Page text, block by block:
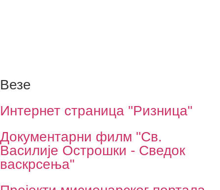
Везе
Интернет страница "Ризница"
Документарни филм "Св.
Василије Острошки - Сведок
васкрсења"